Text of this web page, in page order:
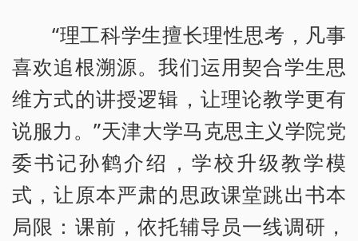
“理工科学生擅长理性思考，凡事
喜欢追根溯源。我们运用契合学生思
维方式的讲授逻辑，让理论教学更有
说服力。”天津大学马克思主义学院党
委书记孙鹤介绍，学校升级教学模
式，让原本严肃的思政课堂跳出书本
局限：课前，依托辅导员一线调研，